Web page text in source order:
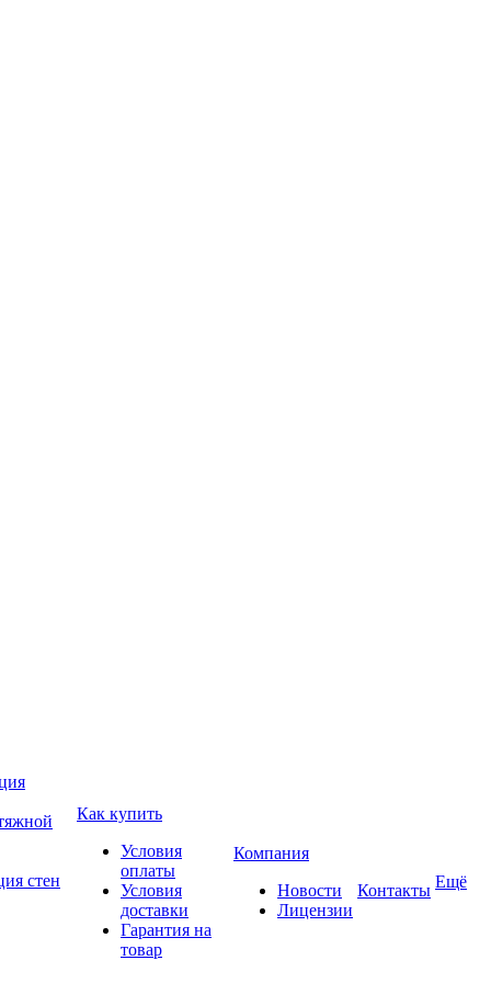
стен
Как купить
Условия
оплаты
Условия
доставки
Гарантия на
товар
Компания
Новости
Лицензии
Контакты Ещё